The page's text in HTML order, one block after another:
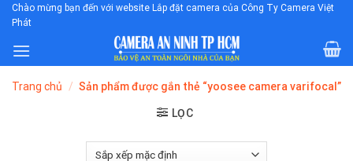
Skip
content
Chào mừng bạn đến với website Lắp đặt camera của Công Ty Camera Việt
Phát
Trang chủ / Sản phẩm được gắn thẻ “yoosee camera varifocal”
LỌC